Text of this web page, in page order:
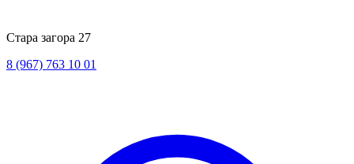
Стара загора 27
8 (967) 763 10 01